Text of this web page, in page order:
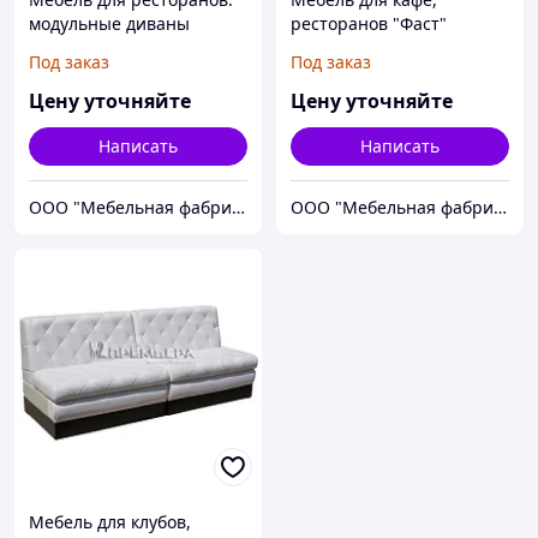
модульные диваны
Под заказ
Цену уточняйте
Написать
ООО "Мебельная фабрика ПРЕМЬЕРА"
ресторанов "Фаст"
Под заказ
Цену уточняйте
Написать
ООО "Мебельная фабрика ПРЕМЬЕРА"
Мебель для клубов,